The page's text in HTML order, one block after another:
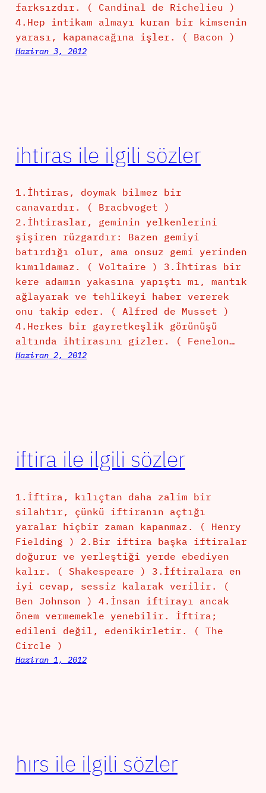
farksızdır. ( Candinal de Richelieu )
4.Hep intikam almayı kuran bir kimsenin
yarası, kapanacağına işler. ( Bacon )
Haziran 3, 2012
ihtiras ile ilgili sözler
1.İhtiras, doymak bilmez bir
canavardır. ( Bracbvoget )
2.İhtiraslar, geminin yelkenlerini
şişiren rüzgardır: Bazen gemiyi
batırdığı olur, ama onsuz gemi yerinden
kımıldamaz. ( Voltaire ) 3.İhtiras bir
kere adamın yakasına yapıştı mı, mantık
ağlayarak ve tehlikeyi haber vererek
onu takip eder. ( Alfred de Musset )
4.Herkes bir gayretkeşlik görünüşü
altında ihtirasını gizler. ( Fenelon…
Haziran 2, 2012
iftira ile ilgili sözler
1.İftira, kılıçtan daha zalim bir
silahtır, çünkü iftiranın açtığı
yaralar hiçbir zaman kapanmaz. ( Henry
Fielding ) 2.Bir iftira başka iftiralar
doğurur ve yerleştiği yerde ebediyen
kalır. ( Shakespeare ) 3.İftiralara en
iyi cevap, sessiz kalarak verilir. (
Ben Johnson ) 4.İnsan iftirayı ancak
önem vermemekle yenebilir. İftira;
edileni değil, edenikirletir. ( The
Circle )
Haziran 1, 2012
hırs ile ilgili sözler